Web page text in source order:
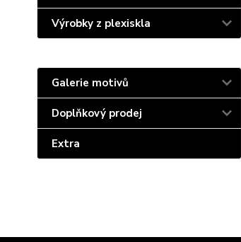
Výrobky z plexiskla
Galerie motivů
Doplňkový prodej
Extra